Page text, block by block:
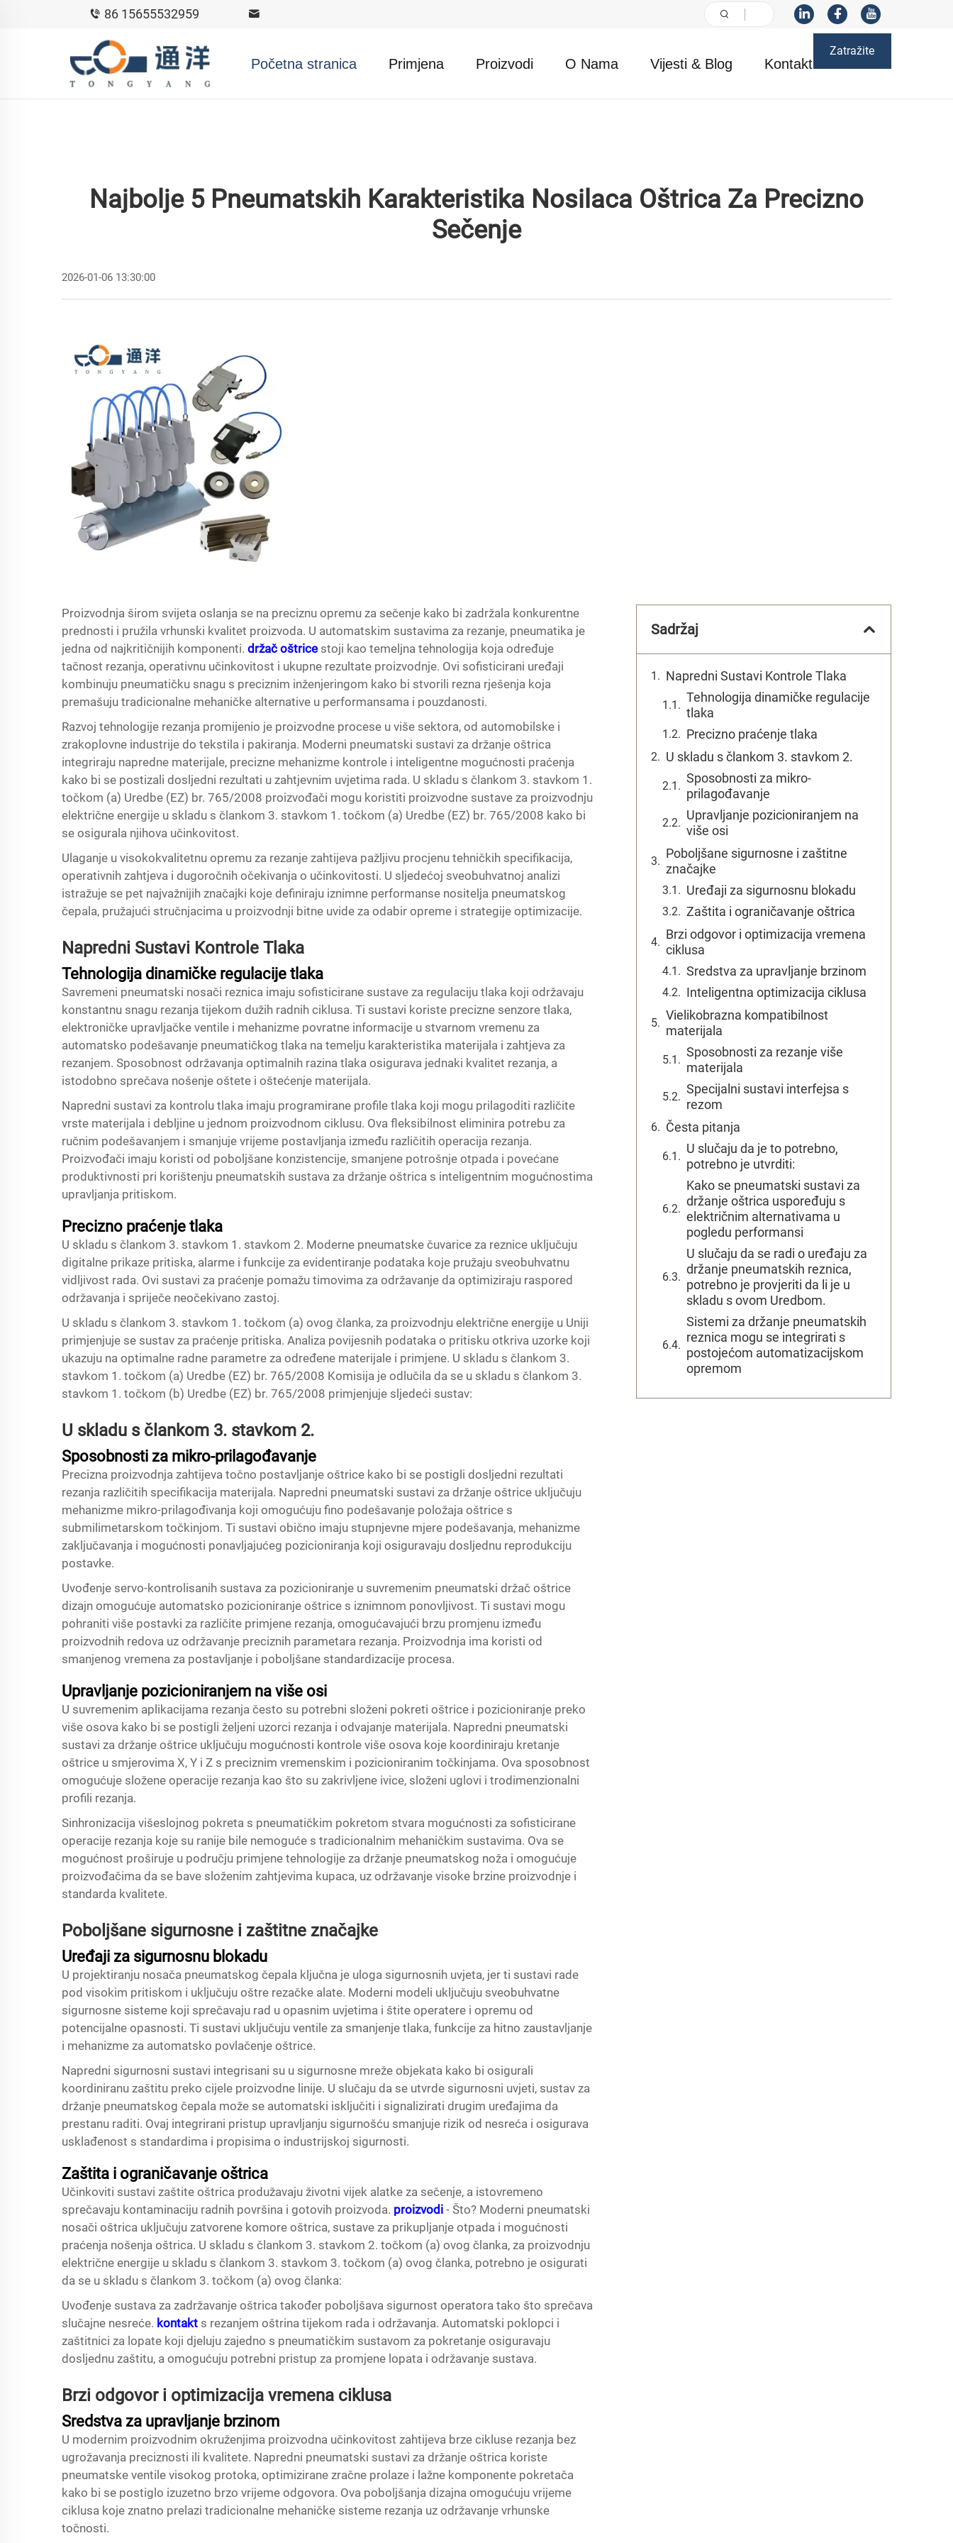
86 15655532959
Početna stranica Primjena Proizvodi O Nama Vijesti & Blog Kontakt
Zatražite
Najbolje 5 Pneumatskih Karakteristika Nosilaca Oštrica Za Precizno
Sečenje
2026-01-06 13:30:00
Proizvodnja širom svijeta oslanja se na preciznu opremu za sečenje kako bi zadržala konkurentne
prednosti i pružila vrhunski kvalitet proizvoda. U automatskim sustavima za rezanje, pneumatika je
jedna od najkritičnijih komponenti. držač oštrice stoji kao temeljna tehnologija koja određuje
tačnost rezanja, operativnu učinkovitost i ukupne rezultate proizvodnje. Ovi sofisticirani uređaji
kombinuju pneumatičku snagu s preciznim inženjeringom kako bi stvorili rezna rješenja koja
premašuju tradicionalne mehaničke alternative u performansama i pouzdanosti.
Razvoj tehnologije rezanja promijenio je proizvodne procese u više sektora, od automobilske i
zrakoplovne industrije do tekstila i pakiranja. Moderni pneumatski sustavi za držanje oštrica
integriraju napredne materijale, precizne mehanizme kontrole i inteligentne mogućnosti praćenja
kako bi se postizali dosljedni rezultati u zahtjevnim uvjetima rada. U skladu s člankom 3. stavkom 1.
točkom (a) Uredbe (EZ) br. 765/2008 proizvođači mogu koristiti proizvodne sustave za proizvodnju
električne energije u skladu s člankom 3. stavkom 1. točkom (a) Uredbe (EZ) br. 765/2008 kako bi
se osigurala njihova učinkovitost.
Ulaganje u visokokvalitetnu opremu za rezanje zahtijeva pažljivu procjenu tehničkih specifikacija,
operativnih zahtjeva i dugoročnih očekivanja o učinkovitosti. U sljedećoj sveobuhvatnoj analizi
istražuje se pet najvažnijih značajki koje definiraju iznimne performanse nositelja pneumatskog
čepala, pružajući stručnjacima u proizvodnji bitne uvide za odabir opreme i strategije optimizacije.
Napredni Sustavi Kontrole Tlaka
Tehnologija dinamičke regulacije tlaka
Savremeni pneumatski nosači reznica imaju sofisticirane sustave za regulaciju tlaka koji održavaju
konstantnu snagu rezanja tijekom dužih radnih ciklusa. Ti sustavi koriste precizne senzore tlaka,
elektroničke upravljačke ventile i mehanizme povratne informacije u stvarnom vremenu za
automatsko podešavanje pneumatičkog tlaka na temelju karakteristika materijala i zahtjeva za
rezanjem. Sposobnost održavanja optimalnih razina tlaka osigurava jednaki kvalitet rezanja, a
istodobno sprečava nošenje oštete i oštećenje materijala.
Napredni sustavi za kontrolu tlaka imaju programirane profile tlaka koji mogu prilagoditi različite
vrste materijala i debljine u jednom proizvodnom ciklusu. Ova fleksibilnost eliminira potrebu za
ručnim podešavanjem i smanjuje vrijeme postavljanja između različitih operacija rezanja.
Proizvođači imaju koristi od poboljšane konzistencije, smanjene potrošnje otpada i povećane
produktivnosti pri korištenju pneumatskih sustava za držanje oštrica s inteligentnim mogućnostima
upravljanja pritiskom.
Precizno praćenje tlaka
U skladu s člankom 3. stavkom 1. stavkom 2. Moderne pneumatske čuvarice za reznice uključuju
digitalne prikaze pritiska, alarme i funkcije za evidentiranje podataka koje pružaju sveobuhvatnu
vidljivost rada. Ovi sustavi za praćenje pomažu timovima za održavanje da optimiziraju raspored
održavanja i spriječe neočekivano zastoj.
U skladu s člankom 3. stavkom 1. točkom (a) ovog članka, za proizvodnju električne energije u Uniji
primjenjuje se sustav za praćenje pritiska. Analiza povijesnih podataka o pritisku otkriva uzorke koji
ukazuju na optimalne radne parametre za određene materijale i primjene. U skladu s člankom 3.
stavkom 1. točkom (a) Uredbe (EZ) br. 765/2008 Komisija je odlučila da se u skladu s člankom 3.
stavkom 1. točkom (b) Uredbe (EZ) br. 765/2008 primjenjuje sljedeći sustav:
U skladu s člankom 3. stavkom 2.
Sposobnosti za mikro-prilagođavanje
Precizna proizvodnja zahtijeva točno postavljanje oštrice kako bi se postigli dosljedni rezultati
rezanja različitih specifikacija materijala. Napredni pneumatski sustavi za držanje oštrice uključuju
mehanizme mikro-prilagođivanja koji omogućuju fino podešavanje položaja oštrice s
submilimetarskom točkinjom. Ti sustavi obično imaju stupnjevne mjere podešavanja, mehanizme
zaključavanja i mogućnosti ponavljajućeg pozicioniranja koji osiguravaju dosljednu reprodukciju
postavke.
Uvođenje servo-kontrolisanih sustava za pozicioniranje u suvremenim pneumatski držač oštrice
dizajn omogućuje automatsko pozicioniranje oštrice s iznimnom ponovljivost. Ti sustavi mogu
pohraniti više postavki za različite primjene rezanja, omogućavajući brzu promjenu između
proizvodnih redova uz održavanje preciznih parametara rezanja. Proizvodnja ima koristi od
smanjenog vremena za postavljanje i poboljšane standardizacije procesa.
Upravljanje pozicioniranjem na više osi
U suvremenim aplikacijama rezanja često su potrebni složeni pokreti oštrice i pozicioniranje preko
više osova kako bi se postigli željeni uzorci rezanja i odvajanje materijala. Napredni pneumatski
sustavi za držanje oštrice uključuju mogućnosti kontrole više osova koje koordiniraju kretanje
oštrice u smjerovima X, Y i Z s preciznim vremenskim i pozicioniranim točkinjama. Ova sposobnost
omogućuje složene operacije rezanja kao što su zakrivljene ivice, složeni uglovi i trodimenzionalni
profili rezanja.
Sinhronizacija višeslojnog pokreta s pneumatičkim pokretom stvara mogućnosti za sofisticirane
operacije rezanja koje su ranije bile nemoguće s tradicionalnim mehaničkim sustavima. Ova se
mogućnost proširuje u području primjene tehnologije za držanje pneumatskog noža i omogućuje
proizvođačima da se bave složenim zahtjevima kupaca, uz održavanje visoke brzine proizvodnje i
standarda kvalitete.
Poboljšane sigurnosne i zaštitne značajke
Uređaji za sigurnosnu blokadu
U projektiranju nosača pneumatskog čepala ključna je uloga sigurnosnih uvjeta, jer ti sustavi rade
pod visokim pritiskom i uključuju oštre rezačke alate. Moderni modeli uključuju sveobuhvatne
sigurnosne sisteme koji sprečavaju rad u opasnim uvjetima i štite operatere i opremu od
potencijalne opasnosti. Ti sustavi uključuju ventile za smanjenje tlaka, funkcije za hitno zaustavljanje
i mehanizme za automatsko povlačenje oštrice.
Napredni sigurnosni sustavi integrisani su u sigurnosne mreže objekata kako bi osigurali
koordiniranu zaštitu preko cijele proizvodne linije. U slučaju da se utvrde sigurnosni uvjeti, sustav za
držanje pneumatskog čepala može se automatski isključiti i signalizirati drugim uređajima da
prestanu raditi. Ovaj integrirani pristup upravljanju sigurnošću smanjuje rizik od nesreća i osigurava
usklađenost s standardima i propisima o industrijskoj sigurnosti.
Zaštita i ograničavanje oštrica
Učinkoviti sustavi zaštite oštrica produžavaju životni vijek alatke za sečenje, a istovremeno
sprečavaju kontaminaciju radnih površina i gotovih proizvoda. proizvodi - Što? Moderni pneumatski
nosači oštrica uključuju zatvorene komore oštrica, sustave za prikupljanje otpada i mogućnosti
praćenja nošenja oštrica. U skladu s člankom 3. stavkom 2. točkom (a) ovog članka, za proizvodnju
električne energije u skladu s člankom 3. stavkom 3. točkom (a) ovog članka, potrebno je osigurati
da se u skladu s člankom 3. točkom (a) ovog članka:
Uvođenje sustava za zadržavanje oštrica također poboljšava sigurnost operatora tako što sprečava
slučajne nesreće. kontakt s rezanjem oštrina tijekom rada i održavanja. Automatski poklopci i
zaštitnici za lopate koji djeluju zajedno s pneumatičkim sustavom za pokretanje osiguravaju
dosljednu zaštitu, a omogućuju potrebni pristup za promjene lopata i održavanje sustava.
Brzi odgovor i optimizacija vremena ciklusa
Sredstva za upravljanje brzinom
U modernim proizvodnim okruženjima proizvodna učinkovitost zahtijeva brze cikluse rezanja bez
ugrožavanja preciznosti ili kvalitete. Napredni pneumatski sustavi za držanje oštrica koriste
pneumatske ventile visokog protoka, optimizirane zračne prolaze i lažne komponente pokretača
kako bi se postiglo izuzetno brzo vrijeme odgovora. Ova poboljšanja dizajna omogućuju vrijeme
ciklusa koje znatno prelazi tradicionalne mehaničke sisteme rezanja uz održavanje vrhunske
točnosti.
Sadržaj
Napredni Sustavi Kontrole Tlaka
Tehnologija dinamičke regulacije
tlaka
Precizno praćenje tlaka
U skladu s člankom 3. stavkom 2.
Sposobnosti za mikro-
prilagođavanje
Upravljanje pozicioniranjem na
više osi
Poboljšane sigurnosne i zaštitne
značajke
Uređaji za sigurnosnu blokadu
Zaštita i ograničavanje oštrica
Brzi odgovor i optimizacija vremena
ciklusa
Sredstva za upravljanje brzinom
Inteligentna optimizacija ciklusa
Vielikobrazna kompatibilnost
materijala
Sposobnosti za rezanje više
materijala
Specijalni sustavi interfejsa s
rezom
Česta pitanja
U slučaju da je to potrebno,
potrebno je utvrditi:
Kako se pneumatski sustavi za
držanje oštrica uspoređuju s
električnim alternativama u
pogledu performansi
U slučaju da se radi o uređaju za
držanje pneumatskih reznica,
potrebno je provjeriti da li je u
skladu s ovom Uredbom.
Sistemi za držanje pneumatskih
reznica mogu se integrirati s
postojećom automatizacijskom
opremom